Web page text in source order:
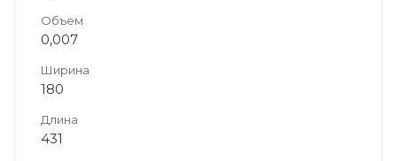
Объем
0,007
Ширина
180
Длина
431